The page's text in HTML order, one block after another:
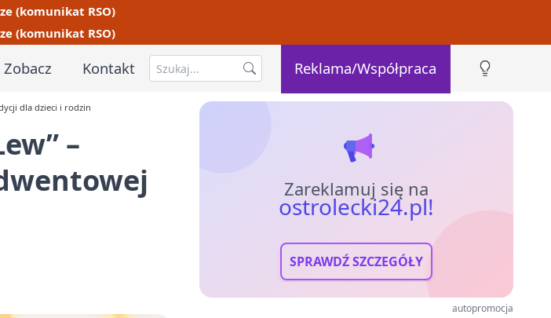
(komunikat RSO)
(komunikat RSO)
Zobacz Kontakt Reklama/Współpraca
dla dzieci i rodzin
–
Zareklamuj się na
ostrolecki24.pl!
SPRAWDŹ SZCZEGÓŁY
autopromocja